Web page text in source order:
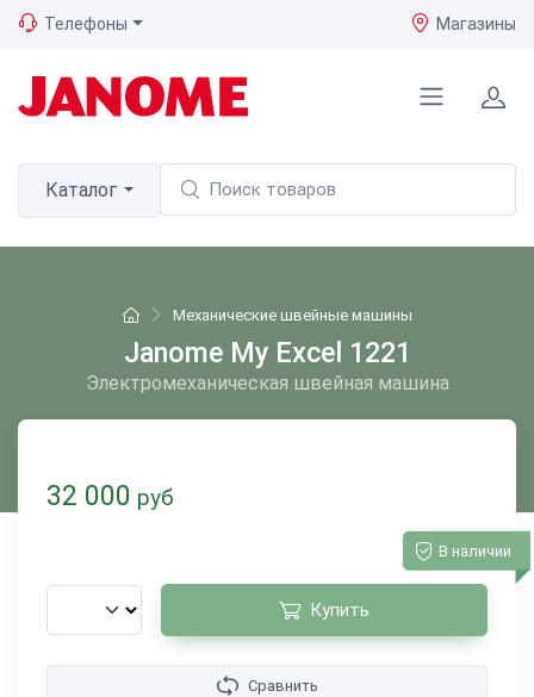
Телефоны Магазины
Каталог
Механические швейные машины
Janome My Excel 1221
Электромеханическая швейная машина
32 000 руб
В наличии
Купить
Сравнить